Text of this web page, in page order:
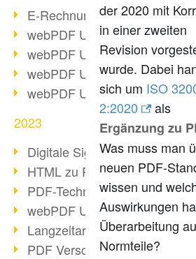
E-Rechnungsstellung ab 2025
webPDF Update 9.0.0.3584
webPDF Update 9.0.0.3479
webPDF Update 9.0.0.3361
webPDF Update 9.0.0.3264
2023
Digitale Signatur in PDF
HTML zu PDF
PDF-Techniken für
webPDF Update 9.0.0.3149
Langzeitarchivierung mit
PDF Verschlüsselung
der 2020 mit
in einer zweiten
Revision
wurde. Dabei
sich um ISO
2:2020
als
Ergänzung zu
Was muss man
neuen PDF-
wissen und
Auswirkungen
Überarbeitung
Normteile?